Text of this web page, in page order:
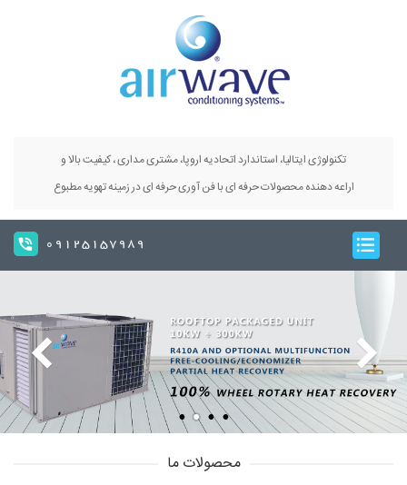
تکنولوژی ایتالیا، استاندارد اتحادیه اروپا، مشتری مداری ، کیفیت بالا و
اراعه دهنده محصولات حرفه ای با فن آوری حرفه ای در زمینه تهویه مطبوع
09125157989
محصولات ما